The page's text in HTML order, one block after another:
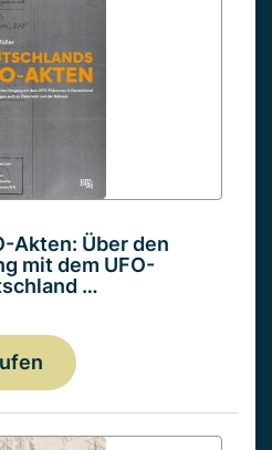
Akten: Über den
mit dem UFO-
…